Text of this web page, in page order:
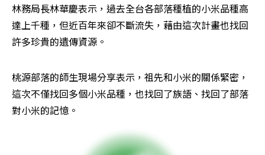
林務局長林華慶表示，過去全台各部落種植的小米品種高
達上千種，但近百年來卻不斷流失，藉由這次計畫也找回
許多珍貴的遺傳資源。
桃源部落的師生現場分享表示，祖先和小米的關係緊密，
這次不僅找回多個小米品種，也找回了族語、找回了部落
對小米的記憶。